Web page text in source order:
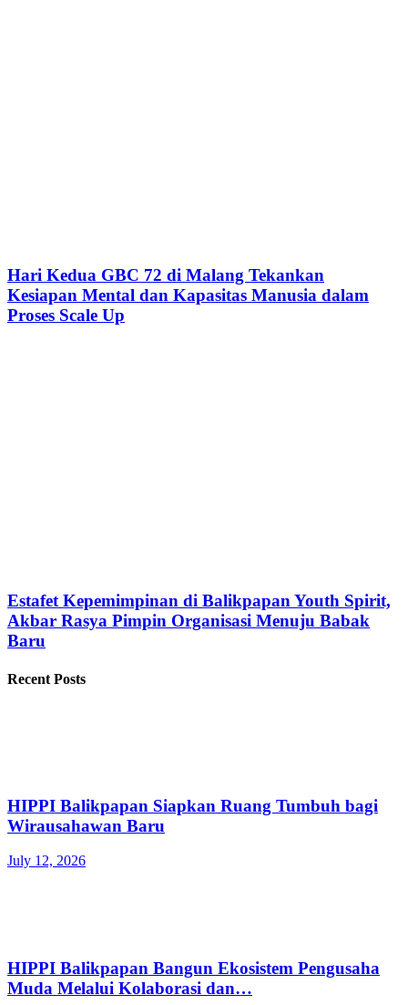
Hari Kedua GBC 72 di Malang Tekankan
Kesiapan Mental dan Kapasitas Manusia dalam
Proses Scale Up
Estafet Kepemimpinan di Balikpapan Youth Spirit,
Akbar Rasya Pimpin Organisasi Menuju Babak
Baru
Recent Posts
HIPPI Balikpapan Siapkan Ruang Tumbuh bagi
Wirausahawan Baru
July 12, 2026
HIPPI Balikpapan Bangun Ekosistem Pengusaha
Muda Melalui Kolaborasi dan…